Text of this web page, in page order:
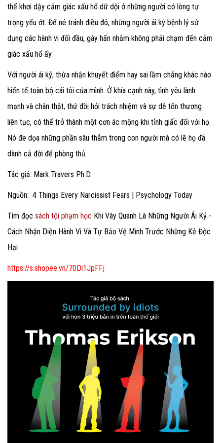
thể khơi dậy cảm giác xấu hổ dữ dội ở những người có lòng tự
trọng yếu ớt. Để né tránh điều đó, những người ái kỷ bệnh lý sử
dụng các hành vi đối đầu, gây hấn nhằm không phải chạm đến cảm
giác xấu hổ ấy.
Với người ái kỷ, thừa nhận khuyết điểm hay sai lầm chẳng khác nào
hiến tế toàn bộ cái tôi của mình. Ở khía cạnh này, tình yêu lành
mạnh và chân thật, thứ đòi hỏi trách nhiệm và sự dễ tổn thương
liên tục, có thể trở thành một cơn ác mộng khi tỉnh giấc đối với họ.
Nó đe dọa những phần sâu thẳm trong con người mà có lẽ họ đã
dành cả đời để phòng thủ.
Tác giả: Mark Travers Ph.D.
Nguồn: 4 Things Every Narcissist Fears | Psychology Today
Tìm đọc sách tội phạm học Khi Vây Quanh Là Những Người Ái Kỷ -
Cách Nhận Diện Hành Vi Và Tự Bảo Vệ Mình Trước Những Kẻ Độc
Hại
https://s.shopee.vn/70Di1JpFFj